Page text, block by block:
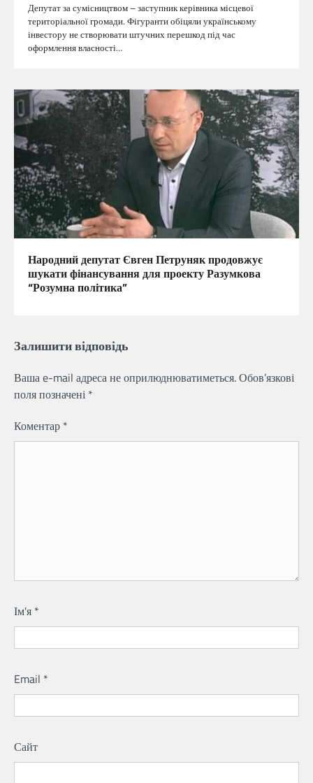
Депутат за сумісництвом – заступник керівника місцевої
територіальної громади. Фігуранти обіцяли українському
інвестору не створювати штучних перешкод під час
оформлення власності…
Народний депутат Євген Петруняк продовжує
шукати фінансування для проекту Разумкова
“Розумна політика”
Залишити відповідь
Ваша e-mail адреса не оприлюднюватиметься.Обов’язкові
поля позначені *
Коментар *
Ім'я *
Email *
Сайт